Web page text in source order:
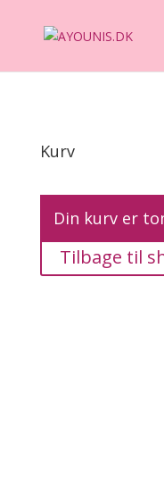
Kurv
Din kurv er
Tilbage til